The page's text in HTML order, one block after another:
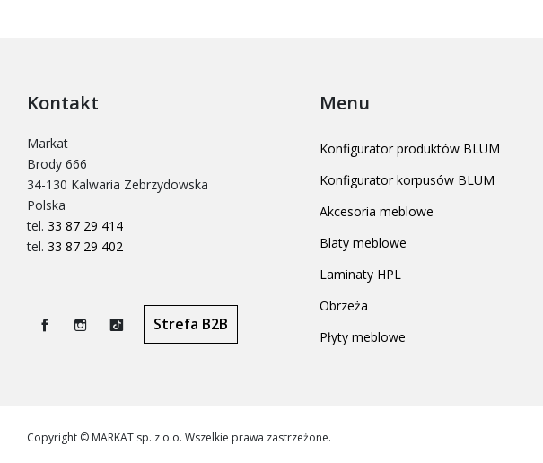
Kontakt
Markat
Brody 666
34-130 Kalwaria Zebrzydowska
Polska
tel. 33 87 29 414
tel. 33 87 29 402
Instagram
TikTok
Strefa B2B
Menu
Konfigurator produktów BLUM
Konfigurator korpusów BLUM
Akcesoria meblowe
Blaty meblowe
Laminaty HPL
Obrzeża
Płyty meblowe
Copyright © MARKAT sp. z o.o. Wszelkie prawa zastrzeżone.